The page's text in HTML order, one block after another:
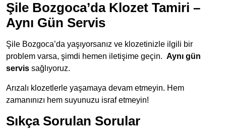
Şile Bozgoca’da Klozet Tamiri –
Aynı Gün Servis
Şile Bozgoca’da yaşıyorsanız ve klozetinizle ilgili bir
problem varsa, şimdi hemen iletişime geçin. Aynı gün
servis sağlıyoruz.
Arızalı klozetlerle yaşamaya devam etmeyin. Hem
zamanınızı hem suyunuzu israf etmeyin!
Sıkça Sorulan Sorular